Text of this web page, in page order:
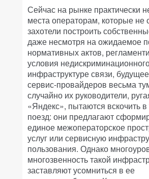
Сейчас на рынке практически
места операторам, которые не
захотели построить
даже несмотря на ожидаемое
нормативных актов,
условия
инфраструктуре связи,
сервис-провайдеров весьма
случайно их руководители,
«Яндекс», пытаются вскочить
поезд: они предлагают
единое межоператорское
услуг или сервисную
пользования. Однако
многозвенность такой
заставляют усомниться в ее